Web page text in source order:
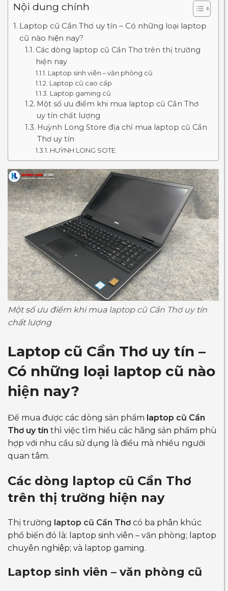
Nội dung chính
Laptop cũ Cần Thơ uy tín – Có những loại laptop
cũ nào hiện nay?
Các dòng laptop cũ Cần Thơ trên thị trường
hiện nay
Laptop sinh viên – văn phòng cũ
Laptop cũ cao cấp
Laptop gaming cũ
Một số ưu điểm khi mua laptop cũ Cần Thơ
uy tín chất lượng
Huỳnh Long Store địa chỉ mua laptop cũ Cần
Thơ uy tín
HUỲNH LONG SOTE
Một số ưu điểm khi mua laptop cũ Cần Thơ uytín
chất lượng
Laptop cũ Cần Thơ uy tín –
Có những loại laptop cũ nào
hiện nay?
Để mua được các dòng sản phẩm laptop cũ Cần
Thơ uy tín thì việc tìm hiểu các hãng sản phẩm phù
hợp với nhu cầu sử dụng là điều mà nhiều người
quan tâm.
Các dòng laptop cũ Cần Thơ
trên thị trường hiện nay
Thị trường laptop cũ Cần Thơ có ba phân khúc
phổ biến đó là: laptop sinh viên – văn phòng; laptop
chuyên nghiệp; và laptop gaming.
Laptop sinh viên – văn phòng cũ